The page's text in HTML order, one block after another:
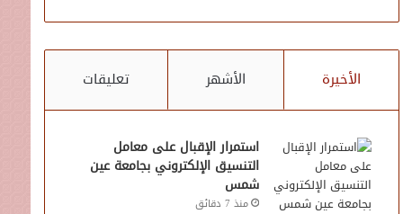
الأخيرة الأشهر تعليقات
استمرار الإقبال على معامل
التنسيق الإلكتروني بجامعة عين
شمس
منذ 7 دقائق